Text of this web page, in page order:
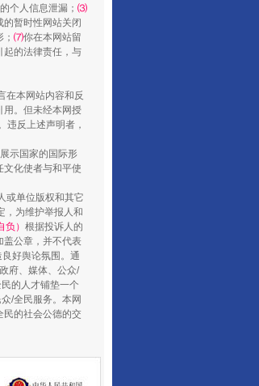
败综合效能
度暂行规定
个人信息泄漏； ⑶
暂时性网站关闭
⑺你在本网站留
起的法律责任，与
在本网站内容和反
用。但未经本网授
违反上述声明者，
示国家的国际形
文化使者与和平使
或单位版权和其它
，为维护举报人和
） 根据投诉人的
盖公章，并不代表
好舆论氛围。通
府、媒体、公众/
的人才铺垫一个
/全民服务。本网
民的社会公德的交